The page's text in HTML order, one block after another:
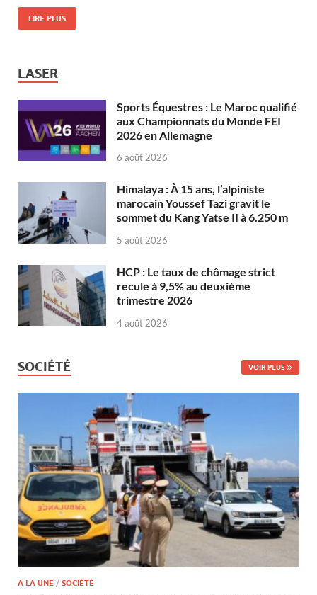
LIRE PLUS
LASER
Sports Équestres : Le Maroc qualifié
aux Championnats du Monde FEI
2026 en Allemagne
6 août 2026
Himalaya : À 15 ans, l’alpiniste
marocain Youssef Tazi gravit le
sommet du Kang Yatse II à 6.250 m
5 août 2026
HCP : Le taux de chômage strict
recule à 9,5% au deuxième
trimestre 2026
4 août 2026
SOCIÉTÉ VOIR PLUS
A LA UNE / SOCIÉTÉ